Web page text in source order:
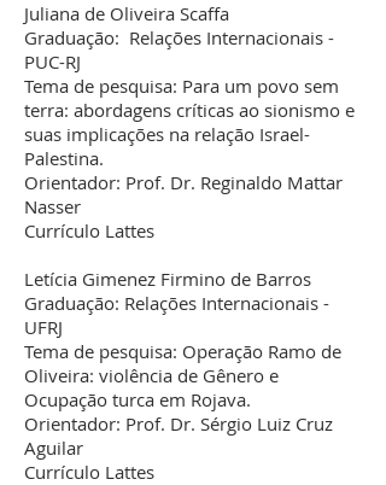
Juliana de Oliveira Scaffa
Graduação: Relações Internacionais -
PUC-RJ
Tema de pesquisa: Para um povo sem
terra: abordagens críticas ao sionismo e
suas implicações na relação Israel-
Palestina.
Orientador: Prof. Dr. Reginaldo Mattar
Nasser
Currículo Lattes
Letícia Gimenez Firmino de Barros
Graduação: Relações Internacionais -
UFRJ
Tema de pesquisa: Operação Ramo de
Oliveira: violência de Gênero e
Ocupação turca em Rojava.
Orientador: Prof. Dr. Sérgio Luiz Cruz
Aguilar
Currículo Lattes